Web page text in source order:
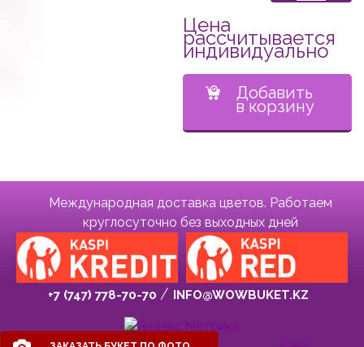
Цена
рассчитывается
индивидуально
Добавить
в корзину
Международная доставка цветов. Работаем
круглосуточно без выходных дней
+7 (747) 778-70-70 INFO@WOWBUKET.KZ